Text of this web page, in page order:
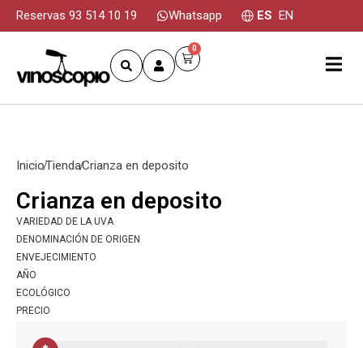
Reservas 93 514 10 19 Whatsapp ES EN
0
InicioTiendaCrianza en deposito
Crianza en deposito
VARIEDAD DE LA UVA
DENOMINACIÓN DE ORIGEN
ENVEJECIMIENTO
AÑO
ECOLÓGICO
PRECIO